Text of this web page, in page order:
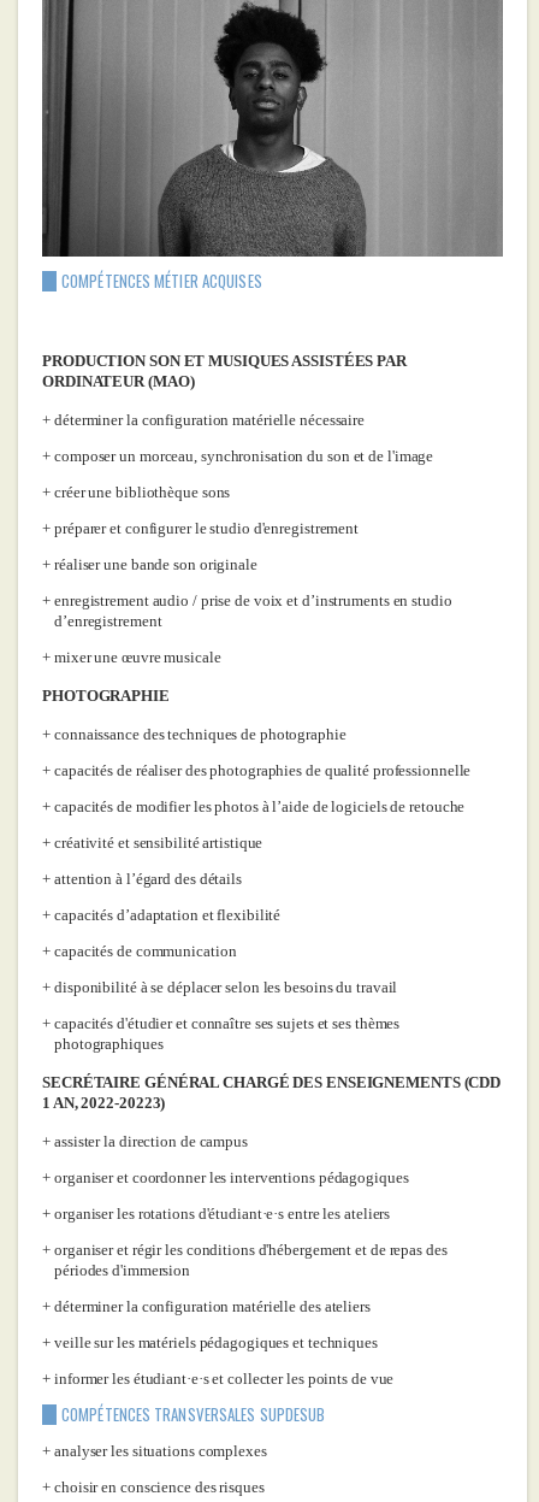
COMPÉTENCES MÉTIER ACQUISES
PRODUCTION SON ET MUSIQUES ASSISTÉES PAR
ORDINATEUR (MAO)
déterminer la configuration matérielle nécessaire
composer un morceau, synchronisation du son et de l'image
créer une bibliothèque sons
préparer et configurer le studio d'enregistrement
réaliser une bande son originale
enregistrement audio / prise de voix et d’instruments en studio
d’enregistrement
mixer une œuvre musicale
PHOTOGRAPHIE
connaissance des techniques de photographie
capacités de réaliser des photographies de qualité professionnelle
capacités de modifier les photos à l’aide de logiciels de retouche
créativité et sensibilité artistique
attention à l’égard des détails
capacités d’adaptation et flexibilité
capacités de communication
disponibilité à se déplacer selon les besoins du travail
capacités d'étudier et connaître ses sujets et ses thèmes
photographiques
SECRÉTAIRE GÉNÉRAL CHARGÉ DES ENSEIGNEMENTS (CDD
1 AN, 2022-20223)
assister la direction de campus
organiser et coordonner les interventions pédagogiques
organiser les rotations d'étudiant·e·s entre les ateliers
organiser et régir les conditions d'hébergement et de repas des
périodes d'immersion
déterminer la configuration matérielle des ateliers
veille sur les matériels pédagogiques et techniques
informer les étudiant·e·s et collecter les points de vue
COMPÉTENCES TRANSVERSALES SUPDESUB
analyser les situations complexes
choisir en conscience des risques